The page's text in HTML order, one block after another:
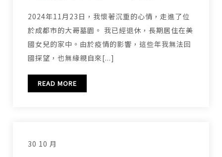
2024年11月23日，我懷著沉重的心情，走進了位
於成都市的大哥墓園。 我已經退休，長期居住在美
國女兒的家中。由於疫情的影響，這些年我無法回
國探望，也無緣親自來[...]
READ MORE
30 10 月